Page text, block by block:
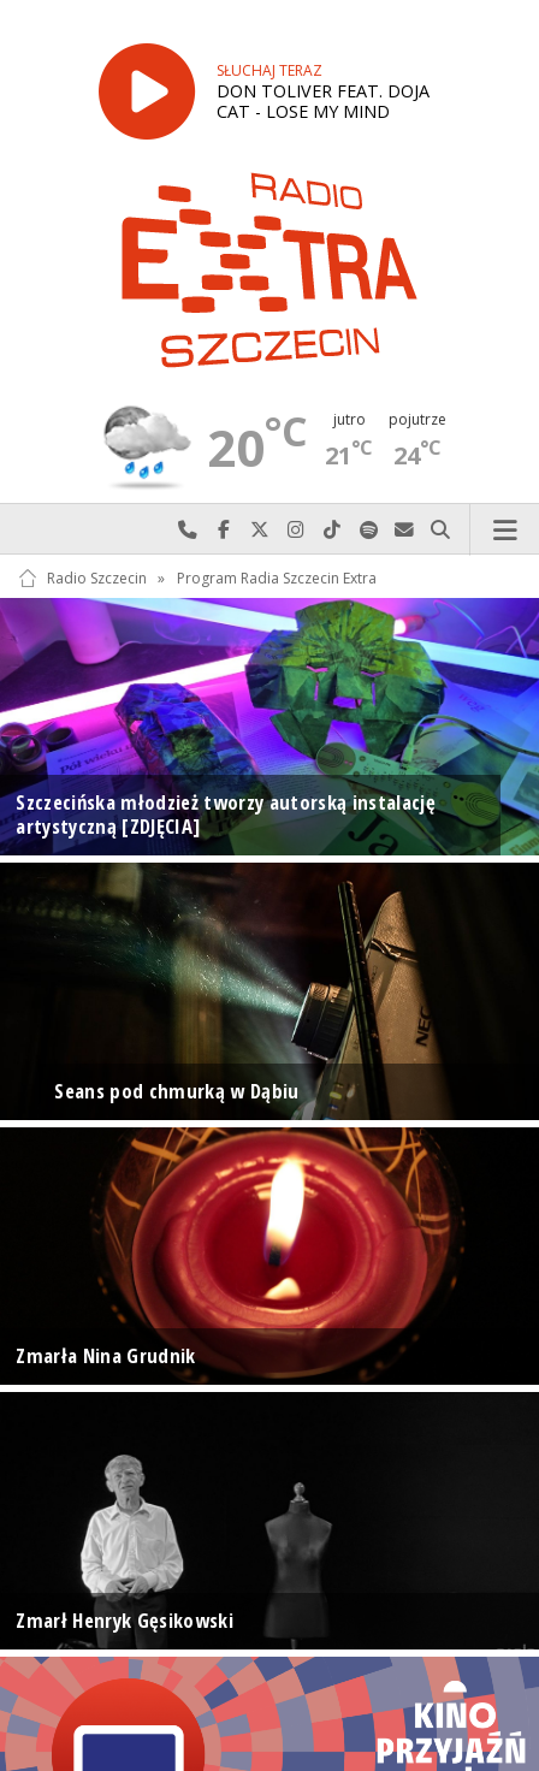
SŁUCHAJ TERAZ
DON TOLIVER FEAT. DOJA
CAT - LOSE MY MIND
20°C jutro
21°C
pojutrze
24°C
Najlepiej po prostu do nas zadzwoń
Odwiedź nas na Facebook-u
Odwiedź nas na X
Odwiedź nas na Instagram-ie
Odwiedź nas na TikTok-u
Szukaj nas na Spotify
Wyślij do nas
Szukaj
Radio Szczecin » Program Radia Szczecin Extra
Szczecińska młodzież tworzy autorską instalację
artystyczną [ZDJĘCIA]
Seans pod chmurką w Dąbiu
Zmarła Nina Grudnik
Zmarł Henryk Gęsikowski